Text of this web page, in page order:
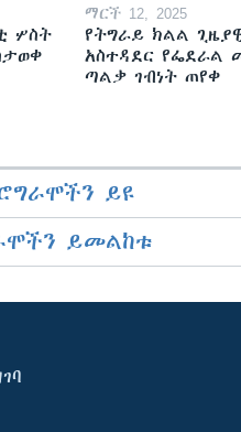
ሦስት
ማርች 12, 2025
የትግራይ ክልል
አስተዳደር የፌደራል
ጣልቃ ገብነት ጠየቀ
ይዩ
ይመልከቱ